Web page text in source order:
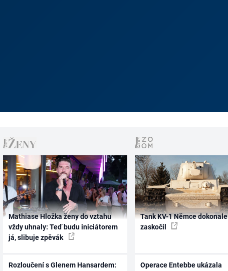
Mathiase Hložka ženy do vztahu
vždy uhnaly: Teď budu iniciátorem
já, slibuje zpěvák
Rozloučení s Glenem Hansardem:
Tank KV-1 Němce dokonale
zaskočil
Operace Entebbe ukázala